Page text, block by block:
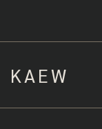
KAEW